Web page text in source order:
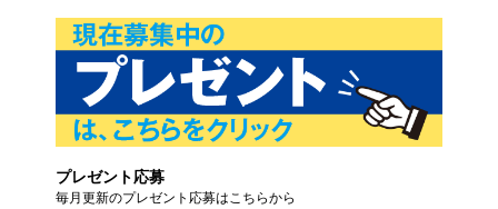
プレゼント応募
毎月更新のプレゼント応募はこちらから